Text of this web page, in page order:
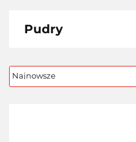
Pudry